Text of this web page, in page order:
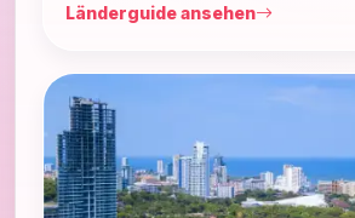
Länderguide ansehen